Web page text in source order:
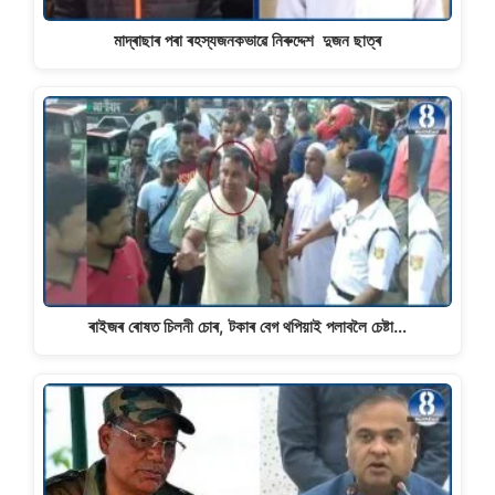
মাদ্ৰাছাৰ পৰা ৰহস্যজনকভাৱে নিৰুদ্দেশ দুজন ছাত্ৰ
ৰাইজৰ ৰোষত চিলনী চোৰ, টকাৰ বেগ থপিয়াই পলাবলৈ চেষ্টা…